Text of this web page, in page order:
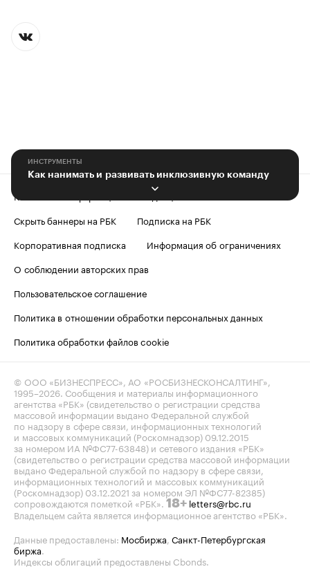
ИНСТРУМЕНТЫ
Как нанимать и развивать инклюзивную команду
Контактная информация
Редакция
Скрыть баннеры на РБК
Подписка на РБК
Корпоративная подписка
Информация об ограничениях
О соблюдении авторских прав
Пользовательское соглашение
Политика в отношении обработки персональных данных
Политика обработки файлов cookie
© ООО «БИЗНЕСПРЕСС», АО «РОСБИЗНЕСКОНСАЛТИНГ»,
1995–2026 . Сообщения и материалы информационного
агентства «РБК» (свидетельство о регистрации средства
массовой информации выдано Федеральной службой
по надзору в сфере связи, информационных технологий
и массовых коммуникаций (Роскомнадзор) 09.12.2015
за номером ИА №ФС77-63848) и сетевого издания «РБК»
(свидетельство о регистрации средства массовой информации
выдано Федеральной службой по надзору в сфере связи,
информационных технологий и массовых коммуникаций
(Роскомнадзор) 03.12.2021 за номером ЭЛ №ФС77-82385)
сопровождаются пометкой «РБК». 18+ letters@rbc.ru
Владельцем сайта является информационное агентство «РБК».
Данные предоставлены: Мосбиржа Санкт-Петербургская
биржа
Индексы облигаций предоставлены Cbonds.